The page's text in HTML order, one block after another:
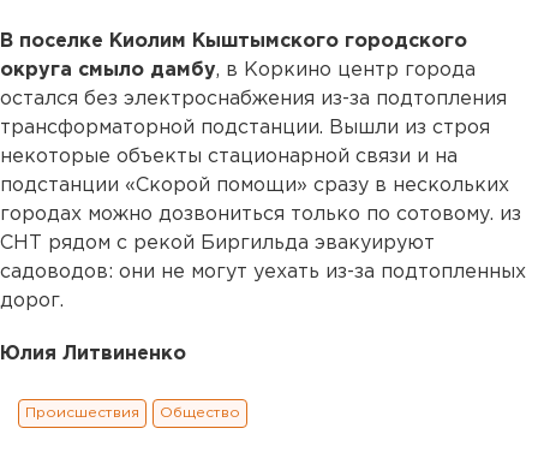
В поселке Киолим Кыштымского городского
округа смыло дамбу, в Коркино центр города
остался без электроснабжения из-за подтопления
трансформаторной подстанции. Вышли из строя
некоторые объекты стационарной связи и на
подстанции «Скорой помощи» сразу в нескольких
городах можно дозвониться только по сотовому. из
СНТ рядом с рекой Биргильда эвакуируют
садоводов: они не могут уехать из-за подтопленных
дорог.
Юлия Литвиненко
Происшествия Общество